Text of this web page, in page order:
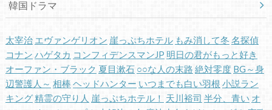
韓国ドラマ
太宰治 エヴァンゲリオン 崖っぷちホテル もみ消して冬 名探偵
コナン ハゲタカ コンフィデンスマンJP 明日の君がもっと好き
オーファン・ブラック 夏目漱石 ○○な人の末路 絶対零度 BG～身
辺警護人～ 相棒ヘッドハンター いつまでも白い羽根 小説ラン
キング精霊の守り人 崖っぷちホテル！ 天川裕司 半分、青い オ